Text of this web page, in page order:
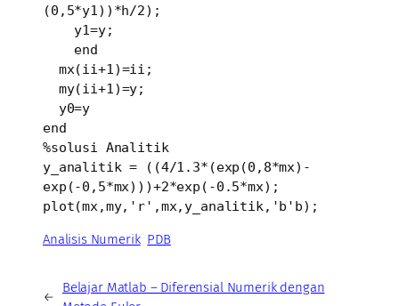
(0,5*y1))*h/2);
end
%solusi Analitik
y_analitik = ((4/1.3*(exp(0,8*mx)-
exp(-0,5*mx)))+2*exp(-0.5*mx);
plot(mx,my,'r',mx,y_analitik,'b'b);
Analisis Numerik PDB
←
Belajar Matlab – Diferensial Numerik dengan